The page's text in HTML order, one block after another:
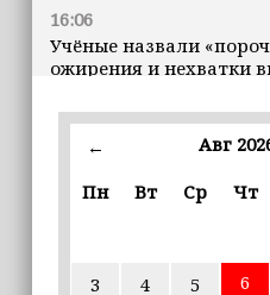
16:06
Учёные назвали
ожирения и нехватки
16:00
В Чеченской
избирательные
← Авг
Пн
Вт Ср Чт
3
4 5 6